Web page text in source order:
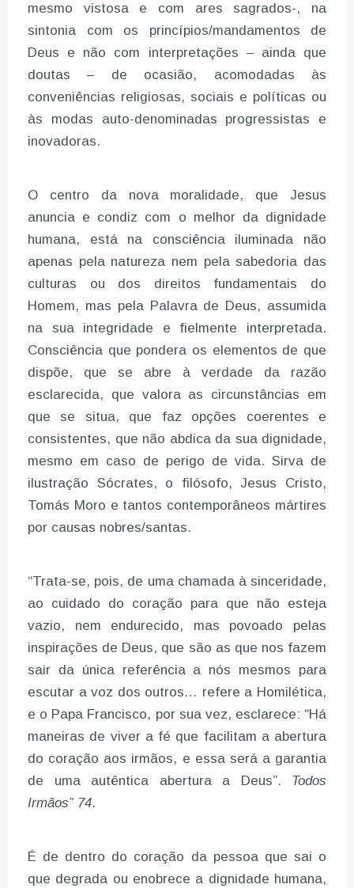
mesmo vistosa e com ares sagrados-, na
sintonia com os princípios/mandamentos de
Deus e não com interpretações – ainda que
doutas – de ocasião, acomodadas às
conveniências religiosas, sociais e políticas ou
às modas auto-denominadas progressistas e
inovadoras.
O centro da nova moralidade, que Jesus
anuncia e condiz com o melhor da dignidade
humana, está na consciência iluminada não
apenas pela natureza nem pela sabedoria das
culturas ou dos direitos fundamentais do
Homem, mas pela Palavra de Deus, assumida
na sua integridade e fielmente interpretada.
Consciência que pondera os elementos de que
dispõe, que se abre à verdade da razão
esclarecida, que valora as circunstâncias em
que se situa, que faz opções coerentes e
consistentes, que não abdica da sua dignidade,
mesmo em caso de perigo de vida. Sirva de
ilustração Sócrates, o filósofo, Jesus Cristo,
Tomás Moro e tantos contemporâneos mártires
por causas nobres/santas.
“Trata-se, pois, de uma chamada à sinceridade,
ao cuidado do coração para que não esteja
vazio, nem endurecido, mas povoado pelas
inspirações de Deus, que são as que nos fazem
sair da única referência a nós mesmos para
escutar a voz dos outros… refere a Homilética,
e o Papa Francisco, por sua vez, esclarece: “Há
maneiras de viver a fé que facilitam a abertura
do coração aos irmãos, e essa será a garantia
de uma autêntica abertura a Deus”. Todos
Irmãos” 74.
É de dentro do coração da pessoa que sai o
que degrada ou enobrece a dignidade humana,